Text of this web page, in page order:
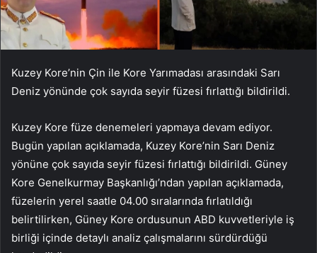
Kuzey Kore’nin Çin ile Kore Yarımadası arasındaki Sarı
Deniz yönünde çok sayıda seyir füzesi fırlattığı bildirildi.
Kuzey Kore füze denemeleri yapmaya devam ediyor.
Bugün yapılan açıklamada, Kuzey Kore’nin Sarı Deniz
yönüne çok sayıda seyir füzesi fırlattığı bildirildi. Güney
Kore Genelkurmay Başkanlığı’ndan yapılan açıklamada,
füzelerin yerel saatle 04.00 sıralarında fırlatıldığı
belirtilirken, Güney Kore ordusunun ABD kuvvetleriyle iş
birliği içinde detaylı analiz çalışmalarını sürdürdüğü